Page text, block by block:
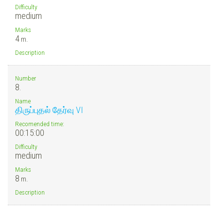
Difficulty
medium
Marks
4 m.
Description
Number
8.
Name
திருப்புதல் தேர்வு VI
Recomended time:
00:15:00
Difficulty
medium
Marks
8 m.
Description